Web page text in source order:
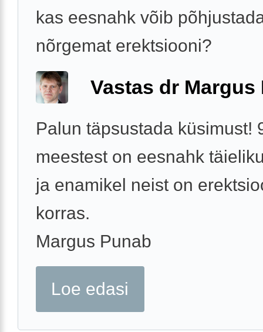
kas eesnahk võib
nõrgemat erektsiooni?
Vastas dr Margus
Palun täpsustada küsimust!
meestest on eesnahk
ja enamikel neist on
korras.
Margus Punab
Loe edasi